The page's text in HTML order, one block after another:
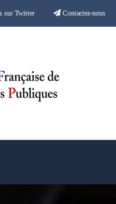
sur Twitter Contactez-nous